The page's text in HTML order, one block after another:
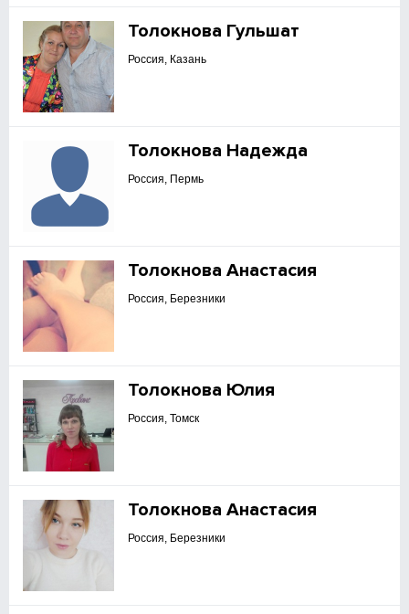
Толокнова Гульшат
Россия, Казань
Толокнова Надежда
Россия, Пермь
Толокнова Анастасия
Россия, Березники
Толокнова Юлия
Россия, Томск
Толокнова Анастасия
Россия, Березники